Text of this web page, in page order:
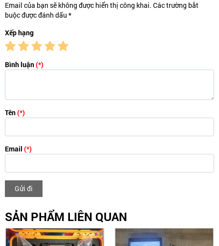
Email của bạn sẽ không được hiển thị công khai. Các trường bắt
buộc được đánh dấu *
Xếp hạng
Bình luận(*)
Tên(*)
Email (*)
Gửi đi
SẢN PHẨM LIÊN QUAN